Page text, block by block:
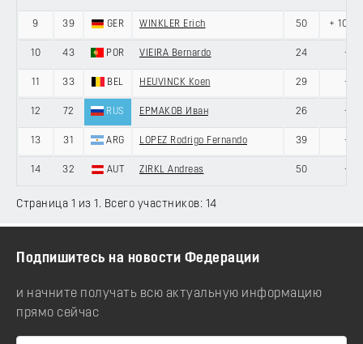
9 39 GER WINKLER Erich 50 + 10:29
10 43 POR VIEIRA Bernardo 24 -
11 33 BEL HEUVINCK Koen 29 -
12 72 RUS ЕРМАКОВ Иван 26 -
13 31 ARG LOPEZ Rodrigo Fernando 39 -
14 32 AUT ZIRKL Andreas 50 -
Страница 1 из 1. Всего участников: 14
Подпишитесь на новости Федерации
и начните получать всю актуальную информацию
прямо сейчас